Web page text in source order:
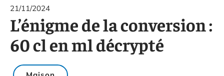
21/11/2024
L’énigme de la conversion :
60 cl en ml décrypté